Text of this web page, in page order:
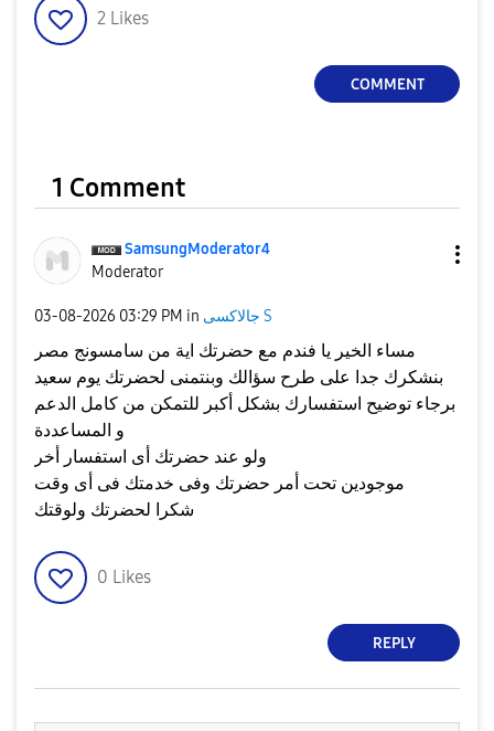
2 Likes
COMMENT
1 Comment
SamsungModerator4
Moderator
‎03-08-2026 03:29 PM in جالاكسى S
مساء الخير يا فندم مع حضرتك اية من سامسونج مصر
بنشكرك جدا على طرح سؤالك وبنتمنى لحضرتك يوم سعيد
برجاء توضيح استفسارك بشكل أكبر للتمكن من كامل الدعم
و المساعددة
ولو عند حضرتك أى استفسار أخر
موجودين تحت أمر حضرتك وفى خدمتك فى أى وقت
شكرا لحضرتك ولوقتك
0 Likes
REPLY